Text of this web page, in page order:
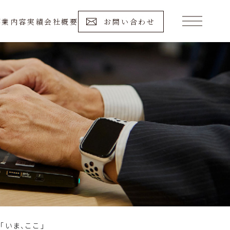
業内容実績会社概要 お問い合わせ
「いま、ここ」